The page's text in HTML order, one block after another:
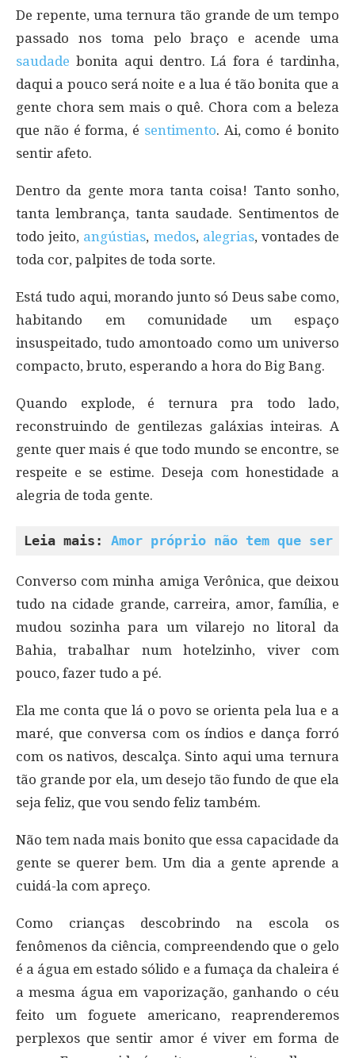
De repente, uma ternura tão grande de um tempo
passado nos toma pelo braço e acende uma
saudade bonita aqui dentro. Lá fora é tardinha,
daqui a pouco será noite e a lua é tão bonita que a
gente chora sem mais o quê. Chora com a beleza
que não é forma, é sentimento. Ai, como é bonito
sentir afeto.
Dentro da gente mora tanta coisa! Tanto sonho,
tanta lembrança, tanta saudade. Sentimentos de
todo jeito, angústias, medos, alegrias, vontades de
toda cor, palpites de toda sorte.
Está tudo aqui, morando junto só Deus sabe como,
habitando em comunidade um espaço
insuspeitado, tudo amontoado como um universo
compacto, bruto, esperando a hora do Big Bang.
Quando explode, é ternura pra todo lado,
reconstruindo de gentilezas galáxias inteiras. A
gente quer mais é que todo mundo se encontre, se
respeite e se estime. Deseja com honestidade a
alegria de toda gente.
Leia mais: Amor próprio não tem que ser
Converso com minha amiga Verônica, que deixou
tudo na cidade grande, carreira, amor, família, e
mudou sozinha para um vilarejo no litoral da
Bahia, trabalhar num hotelzinho, viver com
pouco, fazer tudo a pé.
Ela me conta que lá o povo se orienta pela lua e a
maré, que conversa com os índios e dança forró
com os nativos, descalça. Sinto aqui uma ternura
tão grande por ela, um desejo tão fundo de que ela
seja feliz, que vou sendo feliz também.
Não tem nada mais bonito que essa capacidade da
gente se querer bem. Um dia a gente aprende a
cuidá-la com apreço.
Como crianças descobrindo na escola os
fenômenos da ciência, compreendendo que o gelo
é a água em estado sólido e a fumaça da chaleira é
a mesma água em vaporização, ganhando o céu
feito um foguete americano, reaprenderemos
perplexos que sentir amor é viver em forma de